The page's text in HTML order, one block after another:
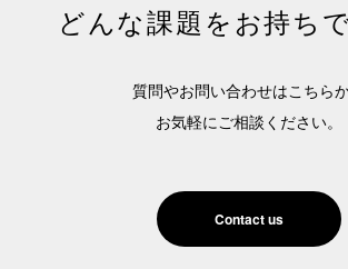
どんな課題をお持ち
質問やお問い合わせはこちら
お気軽にご相談ください。
Contact us